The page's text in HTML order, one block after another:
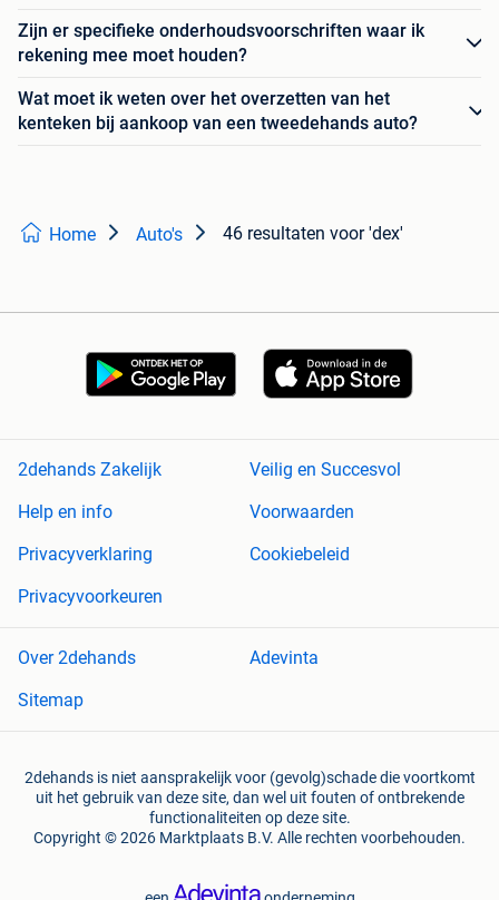
Zijn er specifieke onderhoudsvoorschriften waar ik
rekening mee moet houden?
Wat moet ik weten over het overzetten van het
kenteken bij aankoop van een tweedehands auto?
Home Auto's 46 resultaten voor 'dex'
2dehands Zakelijk
Veilig en Succesvol
Help en info
Voorwaarden
Privacyverklaring
Cookiebeleid
Privacyvoorkeuren
Over 2dehands
Adevinta
Sitemap
2dehands is niet aansprakelijk voor (gevolg)schade die voortkomt
uit het gebruik van deze site, dan wel uit fouten of ontbrekende
functionaliteiten op deze site.
Copyright © 2026 Marktplaats B.V. Alle rechten voorbehouden.